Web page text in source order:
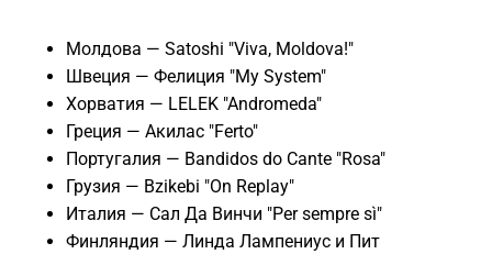
Молдова — Satoshi "Viva, Moldova!"
Швеция — Фелиция "My System"
Хорватия — LELEK "Andromeda"
Греция — Акилас "Ferto"
Португалия — Bandidos do Cante "Rosa"
Грузия — Bzikebi "On Replay"
Италия — Сал Да Винчи "Per sempre sì"
Финляндия — Линда Лампениус и Пит